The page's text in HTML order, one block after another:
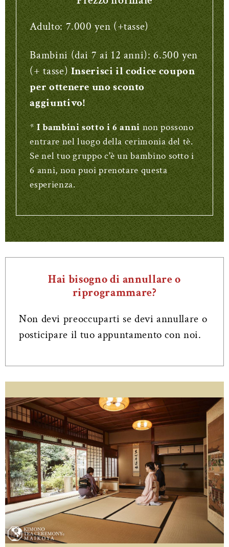
Adulto: 7.000 yen (+tasse)
Bambini (dai 7 ai 12 anni): 6.500 yen
(+ tasse) Inserisci il codice coupon
per ottenere uno sconto
aggiuntivo!
* I bambini sotto i 6 anni non possono
entrare nel luogo della cerimonia del tè.
Se nel tuo gruppo c'è un bambino sotto i
6 anni, non puoi prenotare questa
esperienza.
Hai bisogno di annullare o
riprogrammare?
Non devi preoccuparti se devi annullare o
posticipare il tuo appuntamento con noi.